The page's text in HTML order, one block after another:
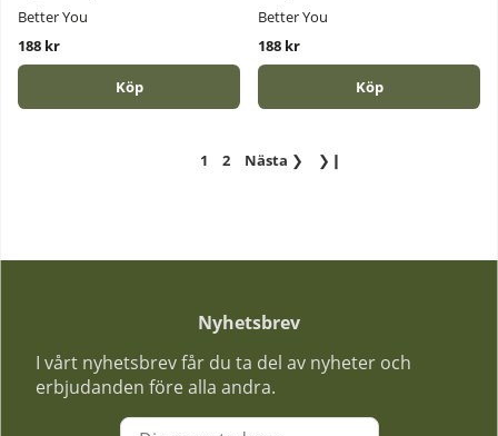
Better You
188 kr
Köp
Better You
188 kr
Köp
1 2 Nästa ❯ ❯❙
Nyhetsbrev
I vårt nyhetsbrev får du ta del av nyheter och
erbjudanden före alla andra.